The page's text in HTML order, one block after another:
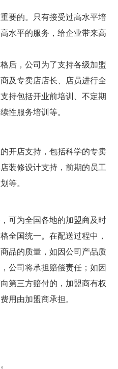
的。只有接受过高水平培
水平的服务，给企业带来高
，公司为了支持各级加盟
及专卖店店长、店员进行全
持包括开业前培训、不定期
性服务培训等。
店支持，包括科学的专卖
装修设计支持，前期的员工
等。
为全国各地的加盟商及时
全国统一。在配送过程中，
品的质量，如因公司产品质
公司将承担赔偿责任；如因
第三方赔付的，加盟商有权
用由加盟商承担。